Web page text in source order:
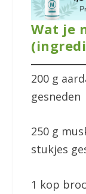
Wat je
200 g
gesneden
250 g
stukjes
1 kop